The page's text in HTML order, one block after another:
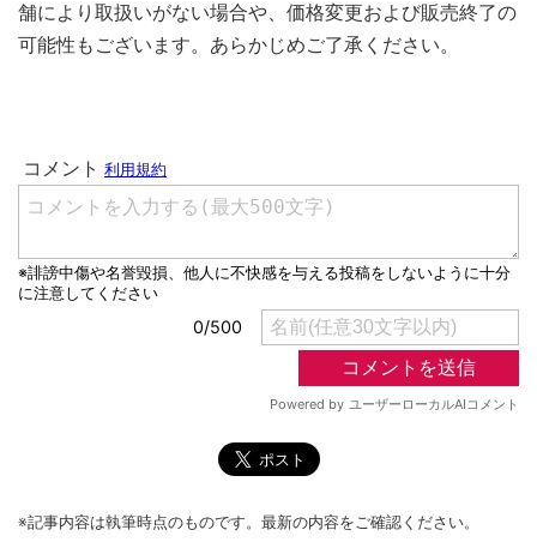
舗により取扱いがない場合や、価格変更および販売終了の
可能性もございます。あらかじめご了承ください。
※記事内容は執筆時点のものです。最新の内容をご確認ください。